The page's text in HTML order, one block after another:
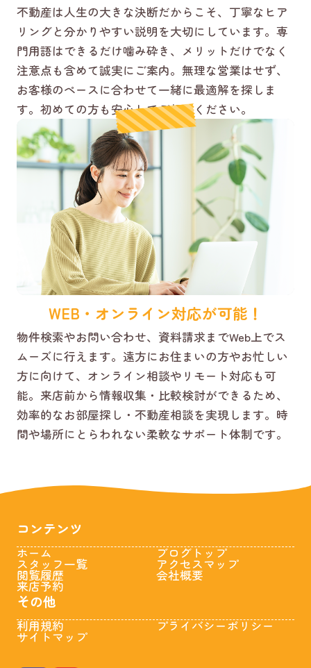
不動産は人生の大きな決断だからこそ、丁寧なヒア
リングと分かりやすい説明を大切にしています。専
門用語はできるだけ噛み砕き、メリットだけでなく
注意点も含めて誠実にご案内。無理な営業はせず、
お客様のペースに合わせて一緒に最適解を探しま
す。初めての方も安心してご相談ください。
WEB・オンライン対応が可能！
物件検索やお問い合わせ、資料請求までWeb上でス
ムーズに行えます。遠方にお住まいの方やお忙しい
方に向けて、オンライン相談やリモート対応も可
能。来店前から情報収集・比較検討ができるため、
効率的なお部屋探し・不動産相談を実現します。時
間や場所にとらわれない柔軟なサポート体制です。
コンテンツ
ホーム
スタッフ一覧
閲覧履歴
来店予約
ブログトップ
アクセスマップ
会社概要
その他
利用規約
サイトマップ
プライバシーポリシー